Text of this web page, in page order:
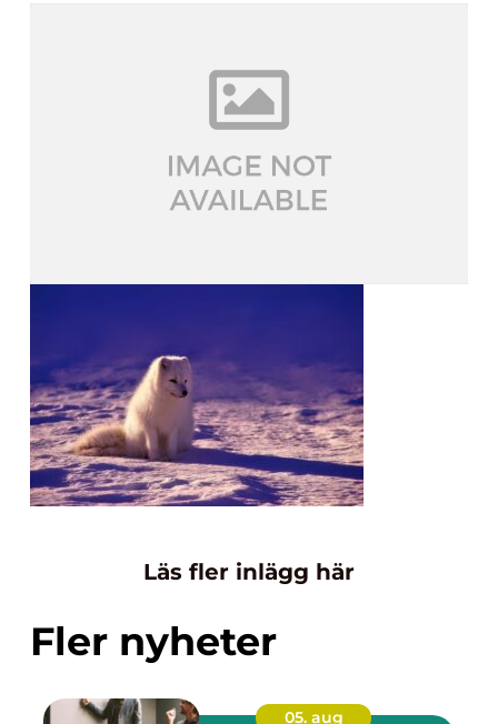
Läs fler inlägg här
Fler nyheter
05. aug